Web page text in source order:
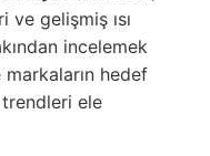
ve gelişmiş ısı
incelemek
hedef
ele